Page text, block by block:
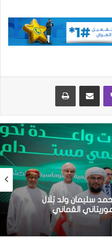
ڤايبر مشاركة عبر البريد طباعة
سليمان ولد بَلَّال
العُماني